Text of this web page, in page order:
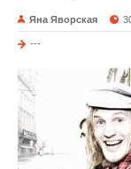
Яна Яворская
---